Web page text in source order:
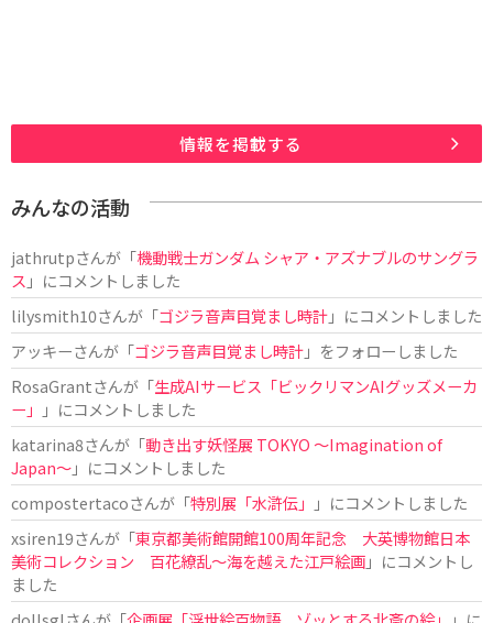
情報を掲載する
みんなの活動
jathrutpさんが「機動戦士ガンダム シャア・アズナブルのサングラ
ス 」にコメントしました
lilysmith10さんが「ゴジラ音声目覚まし時計」にコメントしました
アッキーさんが「ゴジラ音声目覚まし時計」をフォローしました
RosaGrantさんが「生成AIサービス「ビックリマンAIグッズメーカ
ー」
」にコメントしました
katarina8さんが「動き出す妖怪展 TOKYO 〜Imagination of
Japan〜」にコメントしました
compostertacoさんが「特別展「水滸伝」
」にコメントしました
xsiren19さんが「東京都美術館開館100周年記念 大英博物館日本
美術コレクション 百花繚乱～海を越えた江戸絵画」にコメントし
ました